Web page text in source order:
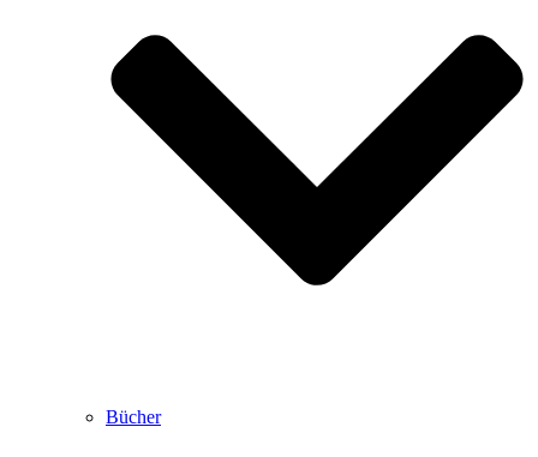
Bücher